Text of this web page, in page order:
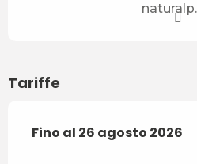
Tariffe
Dal20 luglio 2026al26
Fino al 26 agosto 2026